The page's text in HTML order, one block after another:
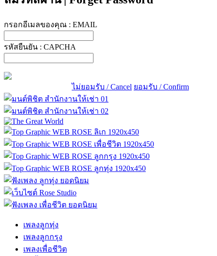
กรอกอีเมลของคุณ : EMAIL
รหัสยืนยัน : CAPCHA
ไม่ยอมรับ / Cancel ยอมรับ / Confirm
เพลงลูกทุ่ง
เพลงลูกกรุง
เพลงเพื่อชีวิต